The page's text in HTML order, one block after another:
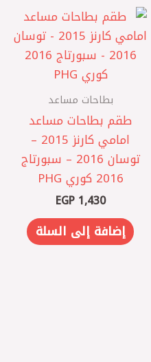
بطاحات مساعد
طقم بطاحات مساعد
امامي كارنز 2015 –
توسان 2016 – سبورتاج
2016 كوري PHG
EGP1,430
إضافة إلى السلة